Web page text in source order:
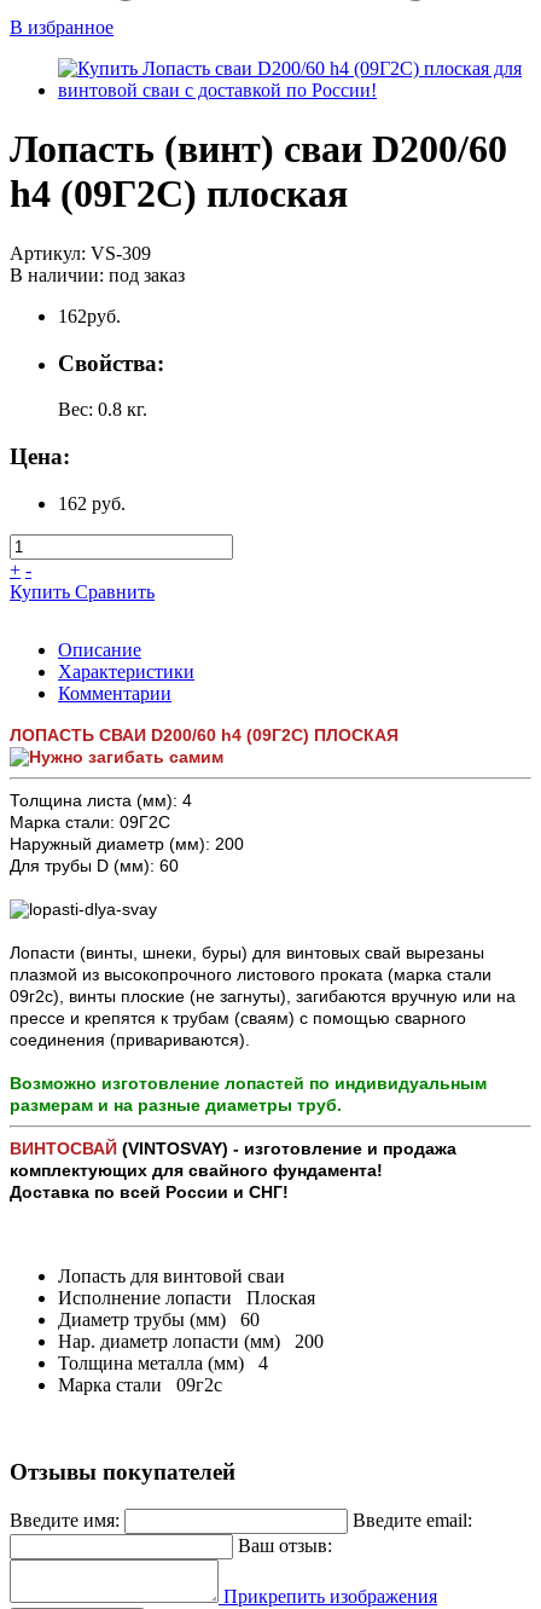
В избранное
Лопасть (винт) сваи D200/60
h4 (09Г2С) плоская
Артикул: VS-309
В наличии: под заказ
162руб.
Свойства:
Вес: 0.8 кг.
Цена:
162 руб.
+ -
Купить Сравнить
Описание
Характеристики
Комментарии
ЛОПАСТЬ СВАИ D200/60 h4 (09Г2С) ПЛОСКАЯ
Толщина листа (мм): 4
Марка стали: 09Г2С
Наружный диаметр (мм): 200
Для трубы D (мм): 60
Лопасти (винты, шнеки, буры) для винтовых свай вырезаны
плазмой из высокопрочного листового проката (марка стали
09г2с), винты плоские (не загнуты), загибаются вручную или на
прессе и крепятся к трубам (сваям) с помощью сварного
соединения (привариваются).
Возможно изготовление лопастей по индивидуальным
размерам и на разные диаметры труб.
ВИНТОСВАЙ (VINTOSVAY) - изготовление и продажа
комплектующих для свайного фундамента!
Доставка по всей России и СНГ!
Лопасть для винтовой сваи
Исполнение лопасти
Плоская
Диаметр трубы (мм)
60
Нар. диаметр лопасти (мм)
200
Толщина металла (мм)
4
Марка стали
09г2с
Отзывы покупателей
Введите имя:
Введите email:
Ваш отзыв:
Прикрепить изображения